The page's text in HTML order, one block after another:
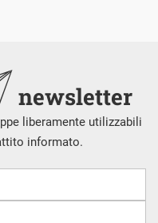
newsletter
liberamente utilizzabili
informato.